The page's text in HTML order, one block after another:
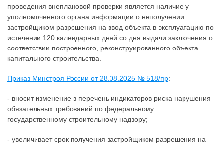
проведения внеплановой проверки является наличие у
уполномоченного органа информации о неполучении
застройщиком разрешения на ввод объекта в эксплуатацию по
истечении 120 календарных дней со дня выдачи заключения о
соответствии построенного, реконструированного объекта
капитального строительства.
Приказ Минстроя России от 28.08.2025 № 518/пр:
- вносит изменение в перечень индикаторов риска нарушения
обязательных требований по федеральному
государственному строительному надзору;
- увеличивает срок получения застройщиком разрешения на